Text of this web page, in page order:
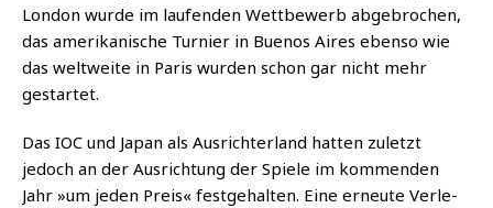
Lon­don wur­de im lau­fen­den Wett­be­werb abge­bro­chen,
das ame­ri­ka­ni­sche Tur­nier in Bue­nos Aires eben­so wie
das welt­wei­te in Paris wur­den schon gar nicht mehr
gestartet.
Das IOC und Japan als Aus­rich­t­er­land hat­ten zuletzt
jedoch an der Aus­rich­tung der Spie­le im kom­men­den
Jahr »um jeden Preis« fest­ge­hal­ten. Eine erneu­te Ver­le­